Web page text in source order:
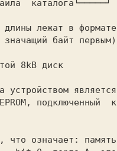
лежат в формате
байт первым)
пустой 8kB диск
устройством является
подключенный  к
что означает: память